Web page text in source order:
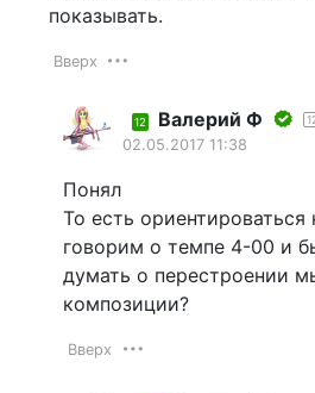
показывать.
Вверх
12 Валерий Ф
02.05.2017 11:38
Понял
То есть
говорим о темпе 4-00 и
думать о перестроении
композиции?
Вверх